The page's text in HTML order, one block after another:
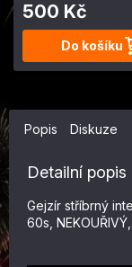
500 Kč
Do košíku
Popis Diskuze
Detailní
Gejzír stříbrný
60s,